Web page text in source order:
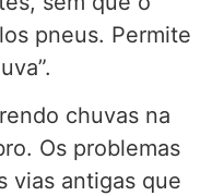
pneus. Permite
chuvas na
Os problemas
vias antigas que